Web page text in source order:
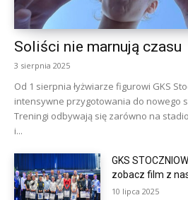
Soliści nie marnują czasu
3 sierpnia 2025
Od 1 sierpnia łyżwiarze figurowi GKS
intensywne przygotowania do nowego
Treningi odbywają się zarówno na
i...
GKS
zobacz film z
10 lipca 2025